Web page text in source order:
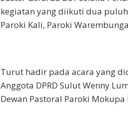
kegiatan yang diikuti dua
Paroki Kali, Paroki
Turut hadir pada acara yang
Anggota DPRD Sulut Wenny
Dewan Pastoral Paroki